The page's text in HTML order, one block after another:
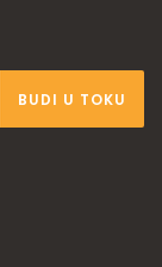
BUDI U TOKU